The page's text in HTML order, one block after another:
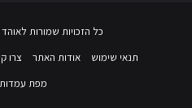
כל הזכויות שמורות לאוהד אסטון
תנאי שימוש
אודות האתר צרו
מפת